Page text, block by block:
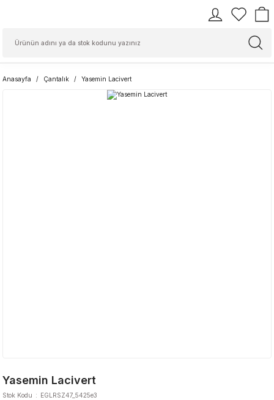
Anasayfa Çantalık Yasemin Lacivert
Yasemin Lacivert
Stok Kodu EGLRSZ47_5425e3